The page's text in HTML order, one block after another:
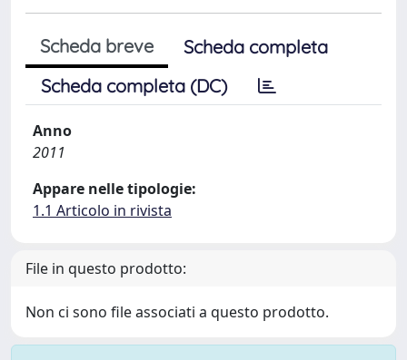
Scheda breve
Scheda completa
Scheda completa (DC)
Anno
2011
Appare nelle tipologie:
1.1 Articolo in rivista
File in questo prodotto:
Non ci sono file associati a questo prodotto.